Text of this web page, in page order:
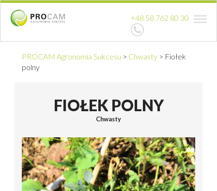
+48 58 762 80 30
PROCAM Agronomia Sukcesu > Chwasty > Fiołek
polny
FIOŁEK POLNY
Chwasty